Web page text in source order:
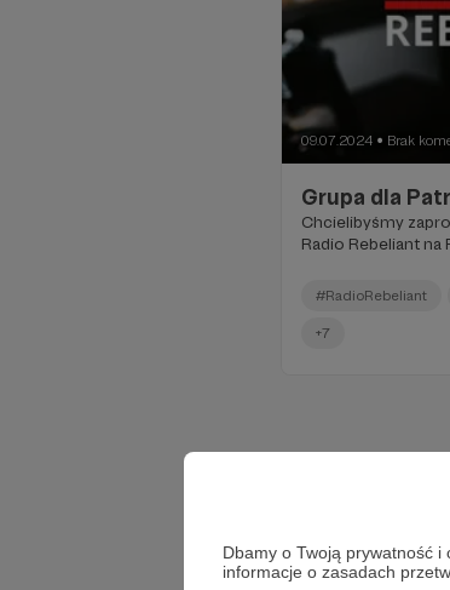
Dbamy o Twoją prywatność i
informacje o zasadach
09.07.2024 ● Brak
Grupa dla
Chcielibyśmy
Radio Rebeliant na
#RadioRebeliant
+7